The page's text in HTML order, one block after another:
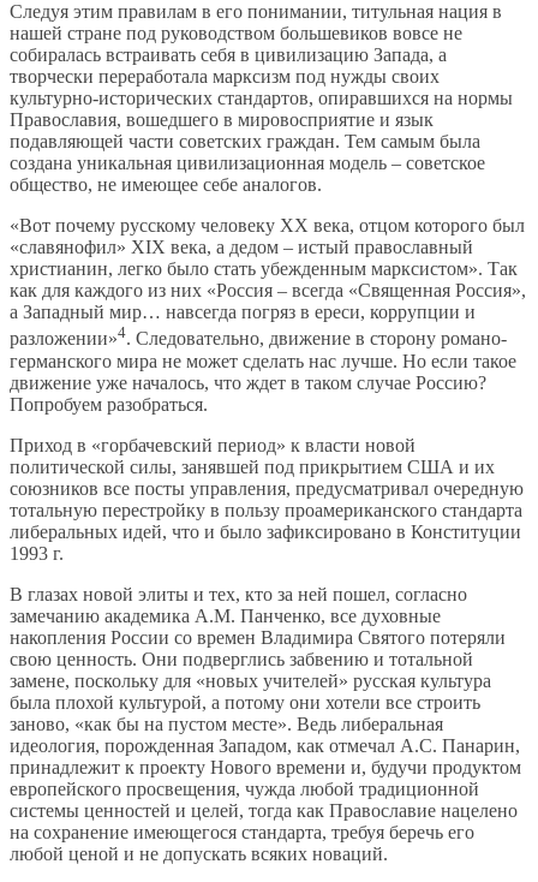
Следуя этим правилам в его понимании, титульная нация в
нашей стране под руководством большевиков вовсе не
собиралась встраивать себя в цивилизацию Запада, а
творчески переработала марксизм под нужды своих
культурно-исторических стандартов, опиравшихся на нормы
Православия, вошедшего в мировосприятие и язык
подавляющей части советских граждан. Тем самым была
создана уникальная цивилизационная модель – советское
общество, не имеющее себе аналогов.
«Вот почему русскому человеку ХХ века, отцом которого был
«славянофил» XIX века, а дедом – истый православный
христианин, легко было стать убежденным марксистом». Так
как для каждого из них «Россия – всегда «Священная Россия»,
а Западный мир… навсегда погряз в ереси, коррупции и
разложении»4. Следовательно, движение в сторону романо-
германского мира не может сделать нас лучше. Но если такое
движение уже началось, что ждет в таком случае Россию?
Попробуем разобраться.
Приход в «горбачевский период» к власти новой
политической силы, занявшей под прикрытием США и их
союзников все посты управления, предусматривал очередную
тотальную перестройку в пользу проамериканского стандарта
либеральных идей, что и было зафиксировано в Конституции
1993 г.
В глазах новой элиты и тех, кто за ней пошел, согласно
замечанию академика А.М. Панченко, все духовные
накопления России со времен Владимира Святого потеряли
свою ценность. Они подверглись забвению и тотальной
замене, поскольку для «новых учителей» русская культура
была плохой культурой, а потому они хотели все строить
заново, «как бы на пустом месте». Ведь либеральная
идеология, порожденная Западом, как отмечал А.С. Панарин,
принадлежит к проекту Нового времени и, будучи продуктом
европейского просвещения, чужда любой традиционной
системы ценностей и целей, тогда как Православие нацелено
на сохранение имеющегося стандарта, требуя беречь его
любой ценой и не допускать всяких новаций.